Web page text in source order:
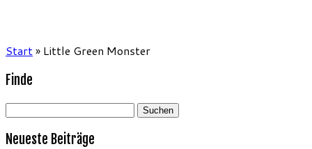
Start» Little Green Monster
Finde
Suchen
Neueste Beiträge